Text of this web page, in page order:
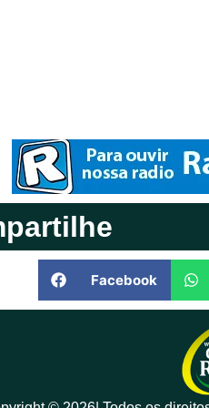
Facebook